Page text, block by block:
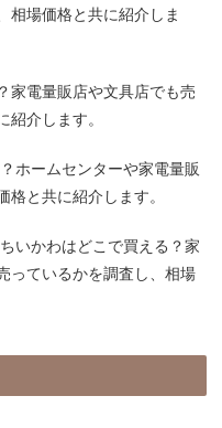
相場価格と共に紹介しま
家電量販店や文具店でも売
紹介します。
ホームセンターや家電量販
格と共に紹介します。
いかわはどこで買える？家
っているかを調査し、相場